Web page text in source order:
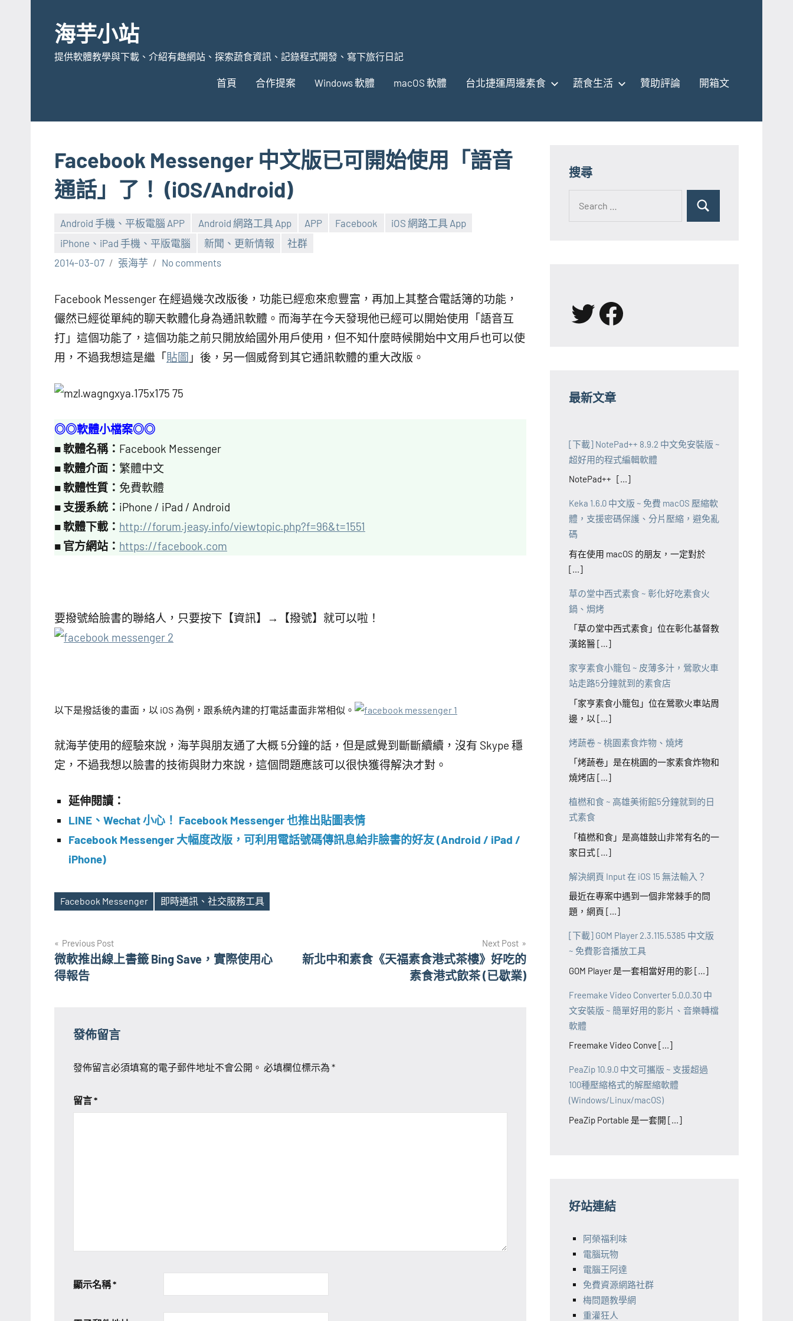
content海芋小站
提供軟體教學與下載、介紹有趣網站、探索蔬食資訊、記錄程式開發、寫下旅行日記
首頁 合作提案 Windows 軟體 macOS 軟體 台北捷運周邊素食 蔬食生活 贊助評論 開箱文
Facebook Messenger 中文版已可開始使用「語音
通話」了！ (iOS/Android)
Android 手機、平板電腦 APP Android 網路工具 App APP Facebook
iOS 網路工具 App
iPhone、iPad 手機、平版電腦
新聞、更新情報
社群
2014-03-07
張海芋 No comments
Facebook Messenger 在經過幾次改版後，功能已經愈來愈豐富，再加上其整合電話簿的功能，
儼然已經從單純的聊天軟體化身為通訊軟體。而海芋在今天發現他已經可以開始使用「語音互
打」這個功能了，這個功能之前只開放給國外用戶使用，但不知什麼時候開始中文用戶也可以使
用，不過我想這是繼「貼圖 」後，另一個威脅到其它通訊軟體的重大改版。
◎◎軟體小檔案◎◎
■軟體名稱： Facebook Messenger
■軟體介面： 繁體中文
■軟體性質： 免費軟體
■ 支援系統： iPhone / iPad / Android
■軟體下載： http://forum.jeasy.info/viewtopic.php?f=96&t=1551
■ 官方網站： https://facebook.com
要撥號給臉書的聯絡人，只要按下【資訊】→【撥號】就可以啦！
以下是撥話後的畫面，以 iOS 為例，跟系統內建的打電話畫面非常相似。
就海芋使用的經驗來說，海芋與朋友通了大概 5分鐘的話，但是感覺到斷斷續續，沒有 Skype 穩
定，不過我想以臉書的技術與財力來說，這個問題應該可以很快獲得解決才對。
延伸閱讀：
LINE、Wechat 小心！ Facebook Messenger 也推出貼圖表情
Facebook Messenger 大幅度改版，可利用電話號碼傳訊息給非臉書的好友 (Android / iPad /
iPhone)
Tags
Facebook Messenger 即時通訊、社交服務工具
文
章
Previous Post
微軟推出線上書籤 Bing Save，實際使用心
得報告
Next Post
新北中和素食《天福素食港式茶樓》好吃的
素食港式飲茶 (已歇業)
發佈留言
發佈留言必須填寫的電子郵件地址不會公開。 必填欄位標示為 *
留言*
顯示名稱*
搜尋
for:
Search
X Facebook
最新文章
[下載] NotePad++ 8.9.2 中文免安裝版 ~
超好用的程式編輯軟體
NotePad++ [...]
Keka 1.6.0 中文版 ~ 免費 macOS 壓縮軟
體，支援密碼保護、分片壓縮，避免亂
碼
有在使用 macOS 的朋友，一定對於
[...]
草の堂中西式素食 ~ 彰化好吃素食火
鍋、焗烤
「草の堂中西式素食」位在彰化基督教
漢銘醫 [...]
家亨素食小籠包 ~ 皮薄多汁，鶯歌火車
站走路5分鐘就到的素食店
「家亨素食小籠包」位在鶯歌火車站周
邊，以 [...]
烤蔬卷 ~ 桃園素食炸物、燒烤
「烤蔬卷」是在桃園的一家素食炸物和
燒烤店 [...]
植橪和食 ~ 高雄美術館5分鐘就到的日
式素食
「植橪和食」是高雄鼓山非常有名的一
家日式 [...]
解決網頁 Input 在 iOS 15 無法輸入？
最近在專案中遇到一個非常棘手的問
題，網頁 [...]
[下載] GOM Player 2.3.115.5385 中文版
~ 免費影音播放工具
GOM Player 是一套相當好用的影 [...]
Freemake Video Converter 5.0.0.30 中
文安裝版 ~ 簡單好用的影片、音樂轉檔
軟體
Freemake Video Conve [...]
PeaZip 10.9.0 中文可攜版 ~ 支援超過
100種壓縮格式的解壓縮軟體
(Windows/Linux/macOS)
PeaZip Portable 是一套開 [...]
好站連結
阿榮福利味
電腦玩物
電腦王阿達
免費資源網路社群
梅問題教學網
重灌狂人